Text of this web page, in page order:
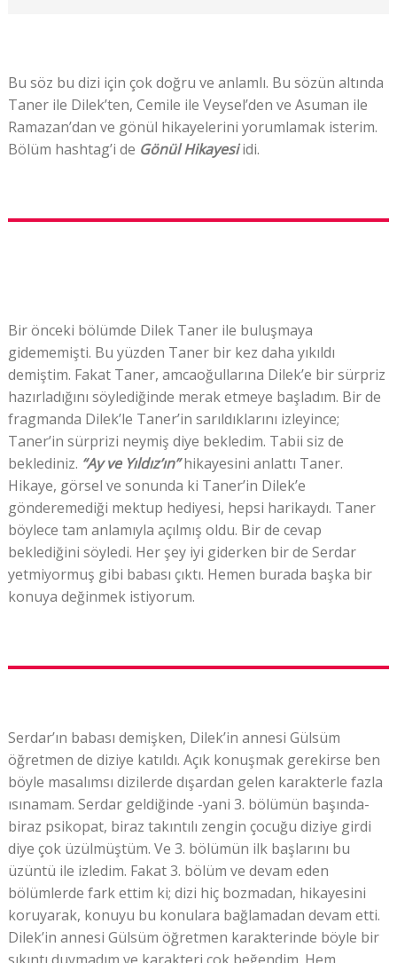
Bu söz bu dizi için çok doğru ve anlamlı. Bu sözün altında
Taner ile Dilek’ten, Cemile ile Veysel’den ve Asuman ile
Ramazan’dan ve gönül hikayelerini yorumlamak isterim.
Bölüm hashtag’i de Gönül Hikayesiidi.
Bir önceki bölümde Dilek Taner ile buluşmaya
gidememişti. Bu yüzden Taner bir kez daha yıkıldı
demiştim. Fakat Taner, amcaoğullarına Dilek’e bir sürpriz
hazırladığını söylediğinde merak etmeye başladım. Bir de
fragmanda Dilek’le Taner’in sarıldıklarını izleyince;
Taner’in sürprizi neymiş diye bekledim. Tabii siz de
beklediniz. “Ay ve Yıldız’ın”hikayesini anlattı Taner.
Hikaye, görsel ve sonunda ki Taner’in Dilek’e
gönderemediği mektup hediyesi, hepsi harikaydı. Taner
böylece tam anlamıyla açılmış oldu. Bir de cevap
beklediğini söyledi. Her şey iyi giderken bir de Serdar
yetmiyormuş gibi babası çıktı. Hemen burada başka bir
konuya değinmek istiyorum.
Serdar’ın babası demişken, Dilek’in annesi Gülsüm
öğretmen de diziye katıldı. Açık konuşmak gerekirse ben
böyle masalımsı dizilerde dışardan gelen karakterle fazla
ısınamam. Serdar geldiğinde -yani 3. bölümün başında-
biraz psikopat, biraz takıntılı zengin çocuğu diziye girdi
diye çok üzülmüştüm. Ve 3. bölümün ilk başlarını bu
üzüntü ile izledim. Fakat 3. bölüm ve devam eden
bölümlerde fark ettim ki; dizi hiç bozmadan, hikayesini
koruyarak, konuyu bu konulara bağlamadan devam etti.
Dilek’in annesi Gülsüm öğretmen karakterinde böyle bir